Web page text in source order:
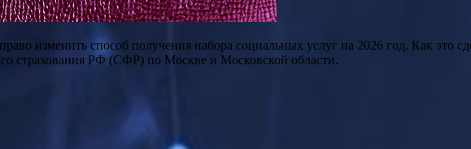
изменить способ получения набора социальных услуг на 2026 год. Как это
страхования РФ (СФР) по Москве и Московской области.